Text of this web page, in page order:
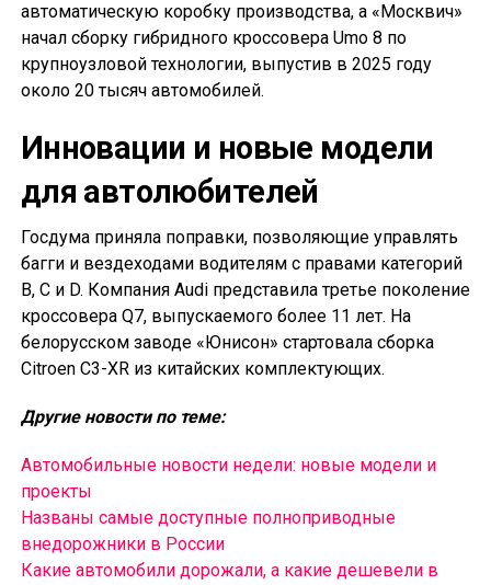
автоматическую коробку производства, а «Москвич»
начал сборку гибридного кроссовера Umo 8 по
крупноузловой технологии, выпустив в 2025 году
около 20 тысяч автомобилей.
Инновации и новые модели
для автолюбителей
Госдума приняла поправки, позволяющие управлять
багги и вездеходами водителям с правами категорий
B, C и D. Компания Audi представила третье поколение
кроссовера Q7, выпускаемого более 11 лет. На
белорусском заводе «Юнисон» стартовала сборка
Citroen C3-XR из китайских комплектующих.
Другие новости по теме:
Автомобильные новости недели: новые модели и
проекты
Названы самые доступные полноприводные
внедорожники в России
Какие автомобили дорожали, а какие дешевели в